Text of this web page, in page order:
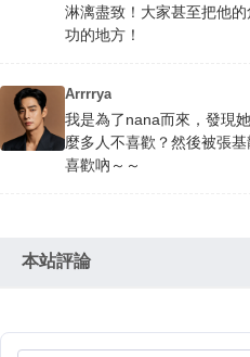
淋漓盡致！大家甚至把他
功的地方！
Arrrrya
我是為了nana而來，發現
麼多人不喜歡？然後被張
喜歡吶～～
本站評論